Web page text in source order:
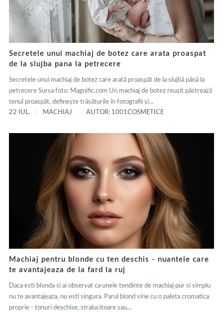
Secretele unui machiaj de botez care arata proaspat
de la slujba pana la petrecere
Secretele unui machiaj de botez care arată proaspăt de la slujbă până la
petrecere Sursa foto: Magnific.com Un machiaj de botez reușit păstrează
tenul proaspăt, definește trăsăturile în fotografii și...
22 IUL.
MACHIAJ AUTOR: 1001COSMETICE
Machiaj pentru blonde cu ten deschis - nuantele care
te avantajeaza de la fard la ruj
Daca esti blonda si ai observat ca unele tendinte de machiaj pur si simplu
nu te avantajeaza, nu esti singura. Parul blond vine cu o paleta cromatica
proprie - tonuri deschise, stralucitoare sau...